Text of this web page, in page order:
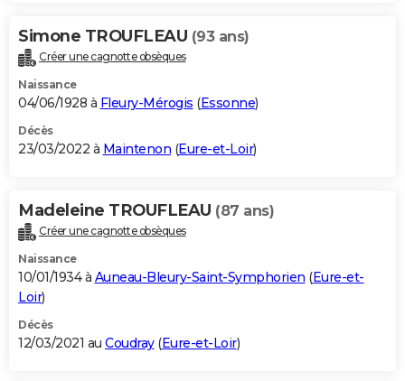
Simone TROUFLEAU (93 ans)
Créer une cagnotte obsèques
Naissance
04/06/1928 à Fleury-Mérogis (Essonne)
Décès
23/03/2022 à Maintenon (Eure-et-Loir)
Madeleine TROUFLEAU (87 ans)
Créer une cagnotte obsèques
Naissance
10/01/1934 à Auneau-Bleury-Saint-Symphorien (Eure-et-
Loir)
Décès
12/03/2021 au Coudray(Eure-et-Loir)